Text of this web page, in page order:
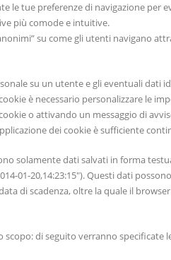
le tue preferenze di navigazione per
più comode e intuitive.
su come gli utenti navigano
su un utente e gli eventuali dati
è necessario personalizzare le
o attivando un messaggio di
dei cookie è sufficiente
solamente dati salvati in forma
01-20,14:23:15″). Questi dati
di scadenza, oltre la quale il
di seguito verranno specificate